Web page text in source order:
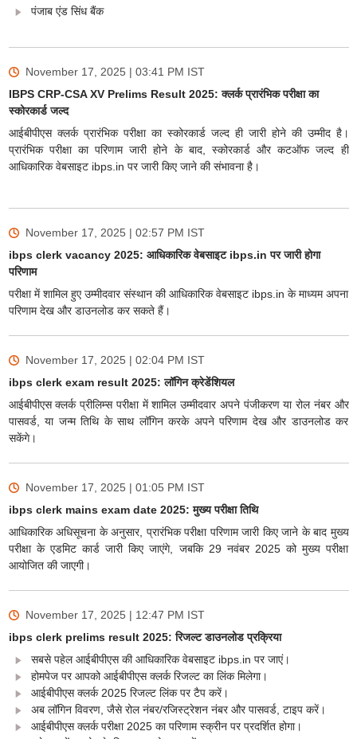
पंजाब एंड सिंध बैंक
November 17, 2025 | 03:41 PM IST
IBPS CRP-CSA XV Prelims Result 2025: क्लर्क प्रारंभिक परीक्षा का
स्कोरकार्ड जल्द
आईबीपीएस क्लर्क प्रारंभिक परीक्षा का स्कोरकार्ड जल्द ही जारी होने की उम्मीद है।
प्रारंभिक परीक्षा का परिणाम जारी होने के बाद, स्कोरकार्ड और कटऑफ जल्द ही
आधिकारिक वेबसाइट ibps.in पर जारी किए जाने की संभावना है।
November 17, 2025 | 02:57 PM IST
ibps clerk vacancy 2025: आधिकारिक वेबसाइट ibps.in पर जारी होगा
परिणाम
परीक्षा में शामिल हुए उम्मीदवार संस्थान की आधिकारिक वेबसाइट ibps.in के माध्यम अपना
परिणाम देख और डाउनलोड कर सकते हैं।
November 17, 2025 | 02:04 PM IST
ibps clerk exam result 2025: लॉगिन क्रेडेंशियल
आईबीपीएस क्लर्क प्रीलिम्स परीक्षा में शामिल उम्मीदवार अपने पंजीकरण या रोल नंबर और
पासवर्ड, या जन्म तिथि के साथ लॉगिन करके अपने परिणाम देख और डाउनलोड कर
सकेंगे।
November 17, 2025 | 01:05 PM IST
ibps clerk mains exam date 2025: मुख्य परीक्षा तिथि
आधिकारिक अधिसूचना के अनुसार, प्रारंभिक परीक्षा परिणाम जारी किए जाने के बाद मुख्य
परीक्षा के एडमिट कार्ड जारी किए जाएंगे, जबकि 29 नवंबर 2025 को मुख्य परीक्षा
आयोजित की जाएगी।
November 17, 2025 | 12:47 PM IST
ibps clerk prelims result 2025: रिजल्ट डाउनलोड प्रक्रिया
सबसे पहेल आईबीपीएस की आधिकारिक वेबसाइट ibps.in पर जाएं।
होमपेज पर आपको आईबीपीएस क्लर्क रिजल्ट का लिंक मिलेगा।
आईबीपीएस क्लर्क 2025 रिजल्ट लिंक पर टैप करें।
अब लॉगिन विवरण, जैसे रोल नंबर/रजिस्ट्रेशन नंबर और पासवर्ड, टाइप करें।
आईबीपीएस क्लर्क परीक्षा 2025 का परिणाम स्क्रीन पर प्रदर्शित होगा।